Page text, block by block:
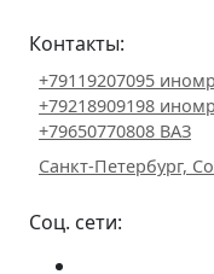
Контакты:
+79119207095
+79218909198
+79650770808 ВАЗ
Санкт-Петербург,
Соц. сети: